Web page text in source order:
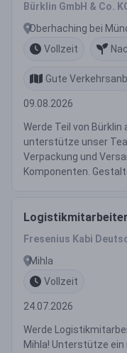
Bürklin GmbH & Co.
Oberhaching bei
Vollzeit
Gute
09.08.2026
Werde Teil von
unterstütze unser
Verpackung und
Komponenten.
Fresenius Kabi
Mihla
Vollzeit
24.07.2026
Werde
Mihla! Unterstütze